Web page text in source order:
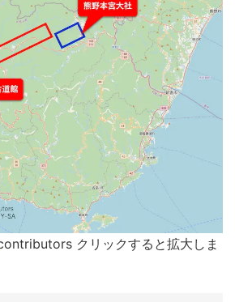
クリックすると拡大しま